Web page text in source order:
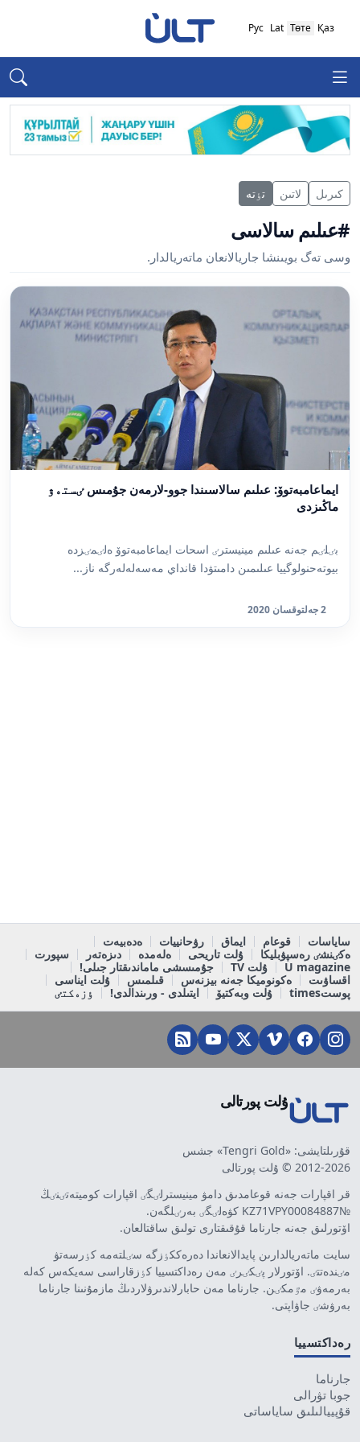
Қаз
Төте
Lat
Рус
كىرىل لاتىن تٶتە
#عىلىم سالاسى
وسى تەگ بويىنشا جاريالانعان ماتەريالدار.
ايماعامبەتوۆ: عىلىم سالاسىندا جوو-لارمەن جۇمىس ٸستەۋ
ماڭىزدى
بٸلٸم جەنە عىلىم مينيسترٸ اسحات ايماعامبەتوۆ ەلٸمٸزدە
بيوتەحنولوگييا عىلىمىن دامىتۋدا قانداي مەسەلەلەرگە ناز...
2 جەلتوقسان 2020
ساياسات قوعام ايماق رۋحانييات
ەدەبيەت
ەكٸنشٸ رەسپۋبليكا
ۇلت تاريحى ەلەمدە دىزەتەر
سپورت
U magazine
ۇلت TV
جۇمىسشى ماماندىقتار جىلى!
اقساۋىت
ەكونوميكا جەنە بيزنەس قىلمىس
ۇلت ايناسى
پوستtimes
ۇلت وبەكتيۆ ايتىلدى - ورىندالدى! ٶزەكتٸ
ۇلت پورتالى
قۇرىلتايشى: «Tengri Gold» جشس
2012-2026 © ۇلت پورتالى
قر اقپارات جەنە قوعامدىق دامۋ مينيسترلٸگٸ اقپارات كوميتەتٸنٸڭ
№KZ71VPY00084887 كۋەلٸگٸ بەرٸلگەن.
اۆتورلىق جەنە جارناما قۇقىقتارى تولىق ساقتالعان.
سايت ماتەريالدارىن پايدالانعاندا دەرەككٶزگە سٸلتەمە كٶرسەتۋ
مٸندەتتٸ. اۆتورلار پٸكٸرٸ مەن رەداكتسييا كٶزقاراسى سەيكەس كەلە
بەرمەۋٸ مٷمكٸن. جارناما مەن حابارلاندىرۋلاردىڭ مازمۇنىنا جارناما
بەرۋشٸ جاۋاپتى.
رەداكتسييا
جارناما
جوبا تۋرالى
قۇپييالىلىق ساياساتى